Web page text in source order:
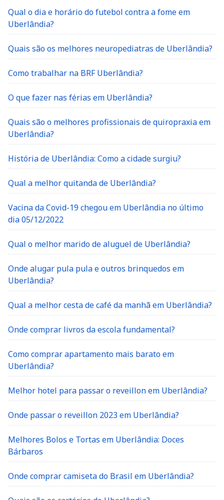
Qual o dia e horário do futebol contra a fome em
Uberlândia?
Quais são os melhores neuropediatras de Uberlândia?
Como trabalhar na BRF Uberlândia?
O que fazer nas férias em Uberlândia?
Quais são o melhores profissionais de quiropraxia em
Uberlândia?
História de Uberlândia: Como a cidade surgiu?
Qual a melhor quitanda de Uberlândia?
Vacina da Covid-19 chegou em Uberlândia no último
dia 05/12/2022
Qual o melhor marido de aluguel de Uberlândia?
Onde alugar pula pula e outros brinquedos em
Uberlândia?
Qual a melhor cesta de café da manhã em Uberlândia?
Onde comprar livros da escola fundamental?
Como comprar apartamento mais barato em
Uberlândia?
Melhor hotel para passar o reveillon em Uberlândia?
Onde passar o reveillon 2023 em Uberlândia?
Melhores Bolos e Tortas em Uberlândia: Doces
Bárbaros
Onde comprar camiseta do Brasil em Uberlândia?